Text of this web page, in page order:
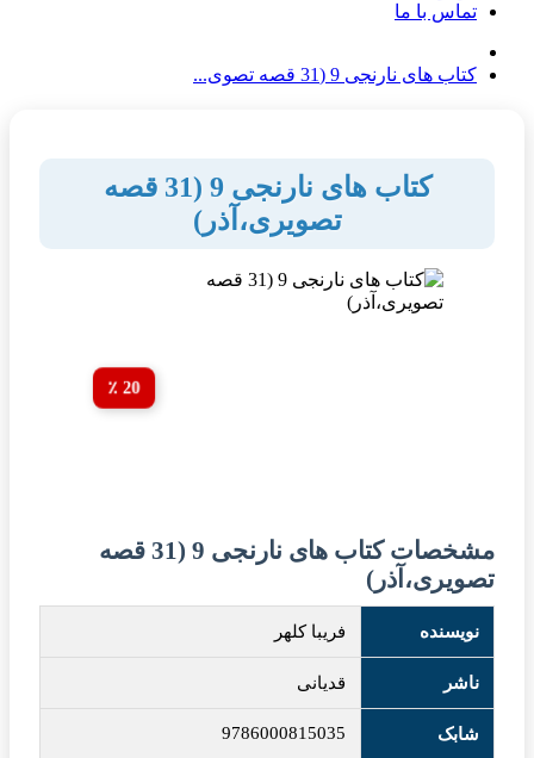
تماس با ما
کتاب های نارنجی 9 (31 قصه تصوی...
کتاب های نارنجی 9 (31 قصه
تصویری،آذر)
20 ٪
مشخصات کتاب های نارنجی 9 (31 قصه
تصویری،آذر)
نویسنده فریبا کلهر
ناشر قدیانی
شابک 9786000815035